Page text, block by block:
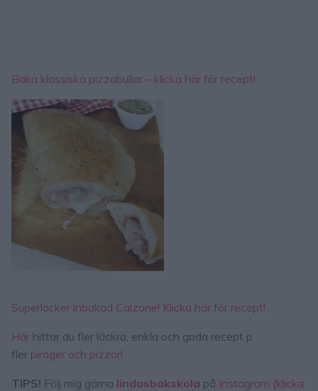
Baka klassiska pizzabullar – klicka här för recept!
Superläcker inbakad Calzone! Klicka här för recept!
Här hittar du fler läckra, enkla och goda recept p
fler piroger och pizzor!
TIPS! Följ mig gärna lindasbakskola på Instagram (klicka